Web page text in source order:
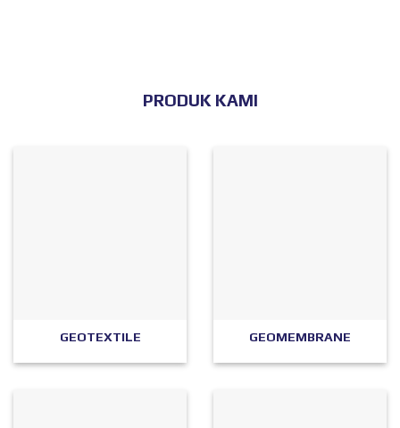
PRODUK KAMI
GEOTEXTILE GEOMEMBRANE